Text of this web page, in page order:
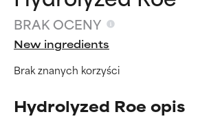
BRAK OCENY
New ingredients
Brak znanych korzyści
Hydrolyzed Roe opis